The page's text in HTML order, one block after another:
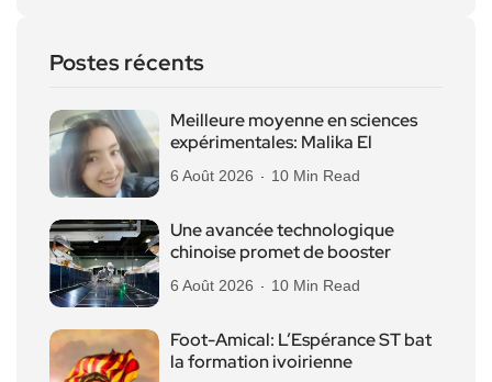
Postes récents
Meilleure moyenne en sciences
expérimentales: Malika El
6 Août 2026 10 Min Read
Une avancée technologique
chinoise promet de booster
6 Août 2026 10 Min Read
Foot-Amical: L’Espérance ST bat
la formation ivoirienne